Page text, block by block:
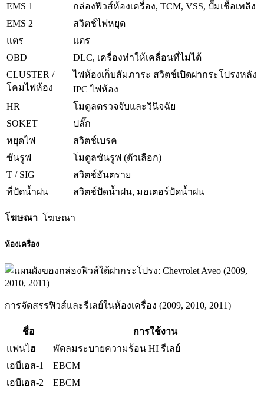
EMS 1
กล่องฟิวส์ห้องเครื่อง, TCM, VSS, ปั๊มเชื้อเพลิง
EMS 2
สวิตช์ไฟหยุด
แตร
แตร
OBD
DLC, เครื่องทำให้เคลื่อนที่ไม่ได้
CLUSTER /
โคมไฟห้อง
ไฟห้องเก็บสัมภาระ สวิตช์เปิดฝากระโปรงหลัง
IPC ไฟห้อง
HR
โมดูลตรวจจับและวินิจฉัย
SOKET
ปลั๊ก
หยุดไฟ
สวิตช์เบรค
ซันรูฟ
โมดูลซันรูฟ (ตัวเลือก)
T / SIG
สวิตช์อันตราย
ที่ปัดน้ำฝน
สวิตช์ปัดน้ำฝน, มอเตอร์ปัดน้ำฝน
โฆษณา โฆษณา
ห้องเครื่อง
การจัดสรรฟิวส์และรีเลย์ในห้องเครื่อง (2009, 2010, 2011)
ชื่อ
การใช้งาน
แฟนไฮ
พัดลมระบายความร้อน HI รีเลย์
เอบีเอส-1
EBCM
เอบีเอส-2
EBCM